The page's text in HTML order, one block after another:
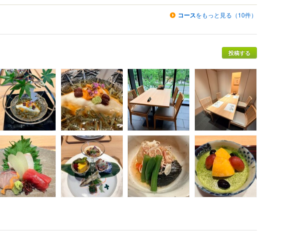
コースをもっと見る（10件）
投稿する